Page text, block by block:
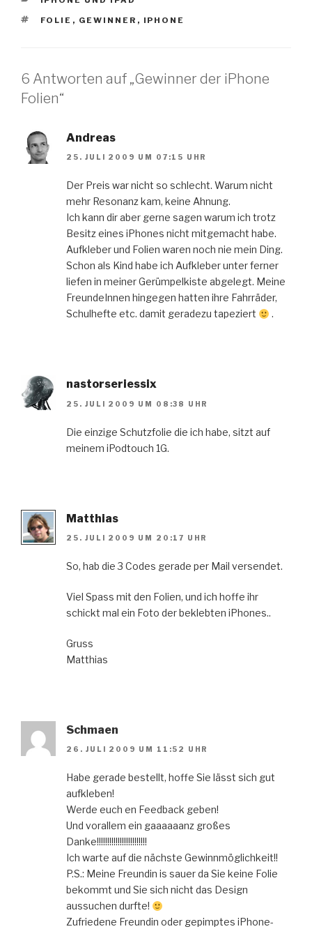
SCHLAGWÖRTER
FOLIE , GEWINNER , IPHONE
6 Antworten auf „Gewinner der iPhone
Folien“
Andreas
25. JULI 2009 UM 07:15 UHR
Der Preis war nicht so schlecht. Warum nicht
mehr Resonanz kam, keine Ahnung.
Ich kann dir aber gerne sagen warum ich trotz
Besitz eines iPhones nicht mitgemacht habe.
Aufkleber und Folien waren noch nie mein Ding.
Schon als Kind habe ich Aufkleber unter ferner
liefen in meiner Gerümpelkiste abgelegt. Meine
FreundeInnen hingegen hatten ihre Fahrräder,
Schulhefte etc. damit geradezu tapeziert
.
nastorseriessix
25. JULI 2009 UM 08:38 UHR
Die einzige Schutzfolie die ich habe, sitzt auf
meinem iPodtouch 1G.
Matthias
25. JULI 2009 UM 20:17 UHR
So, hab die 3 Codes gerade per Mail versendet.
Viel Spass mit den Folien, und ich hoffe ihr
schickt mal ein Foto der beklebten iPhones..
Gruss
Matthias
Schmaen
26. JULI 2009 UM 11:52 UHR
Habe gerade bestellt, hoffe Sie lässt sich gut
aufkleben!
Werde euch en Feedback geben!
Und vorallem ein gaaaaaanz großes
Danke!!!!!!!!!!!!!!!!!!!!!!!!
Ich warte auf die nächste Gewinnmöglichkeit!!
P.S.: Meine Freundin is sauer da Sie keine Folie
bekommt und Sie sich nicht das Design
aussuchen durfte!
Zufriedene Freundin oder gepimptes iPhone-